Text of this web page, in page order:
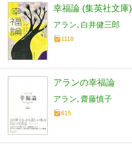
幸福論 (集英社文庫)
アラン 白井健三郎
1110
アランの幸福論
アラン 齋藤慎子
615